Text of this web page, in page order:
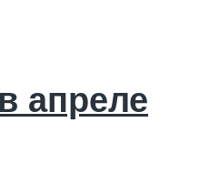
апреле